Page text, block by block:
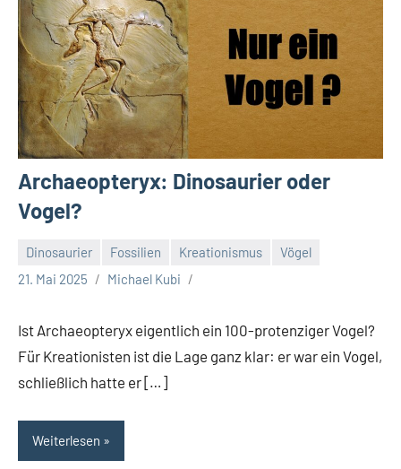
Archaeopteryx: Dinosaurier oder
Vogel?
Dinosaurier Fossilien Kreationismus
Vögel
21. Mai 2025
Michael Kubi
Ist Archaeopteryx eigentlich ein 100-protenziger Vogel?
Für Kreationisten ist die Lage ganz klar: er war ein Vogel,
schließlich hatte er […]
Weiterlesen